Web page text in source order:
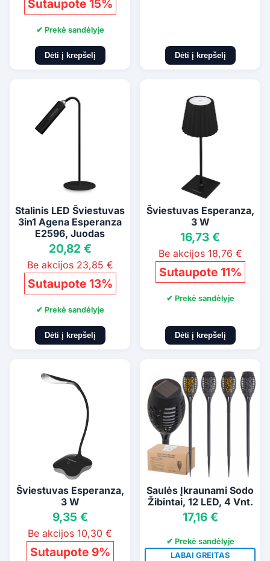
Sutaupote 15%
✔ Prekė sandėlyje
Dėti į krepšelį Dėti į krepšelį
Stalinis LED Šviestuvas
3in1 Agena Esperanza
E2596, Juodas
20,82 €
Be akcijos 23,85 €
Sutaupote 13%
✔ Prekė sandėlyje
Dėti į krepšelį
Šviestuvas Esperanza,
3 W
16,73 €
Be akcijos 18,76 €
Sutaupote 11%
✔ Prekė sandėlyje
Dėti į krepšelį
Šviestuvas Esperanza,
3 W
9,35 €
Be akcijos 10,30 €
Sutaupote 9%
Saulės Įkraunami Sodo
Žibintai, 12 LED, 4 Vnt.
17,16 €
✔ Prekė sandėlyje
LABAI GREITAS